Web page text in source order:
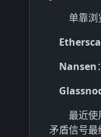
单靠浏
Nansen
最近使
矛盾信号最